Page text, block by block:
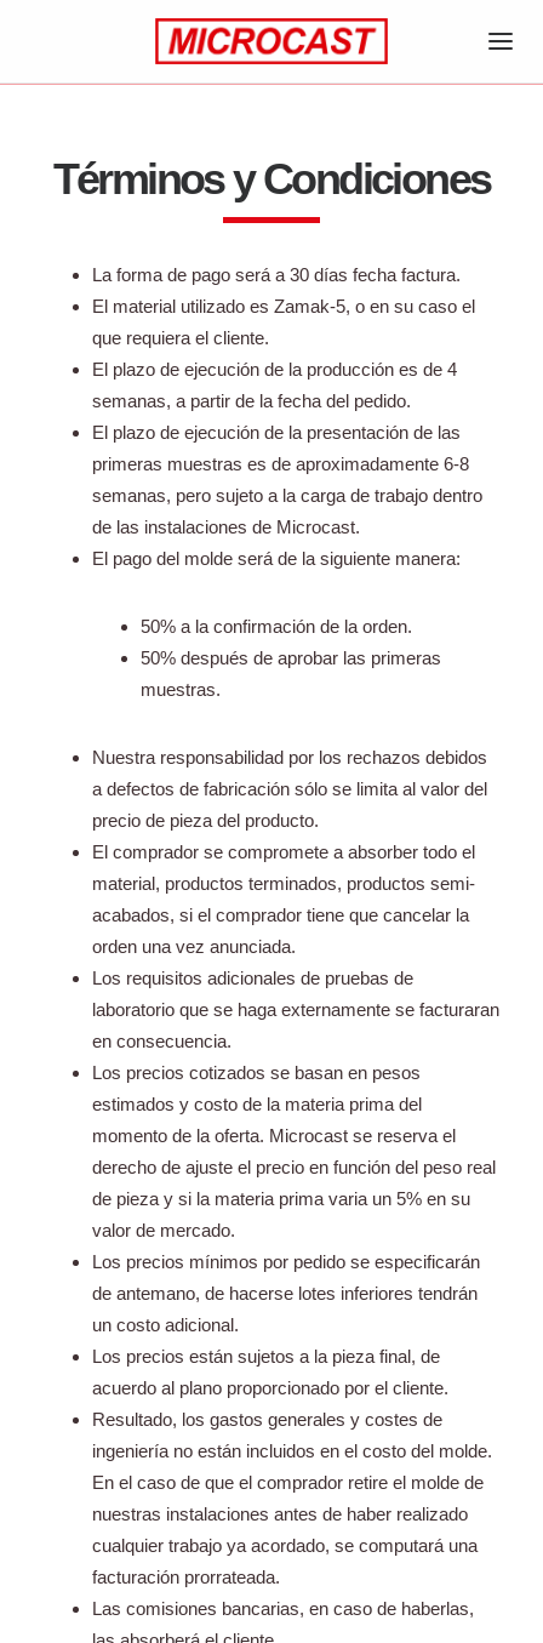
EMPRESA
CONTACTO
Términos y Condiciones
La forma de pago será a 30 días fecha factura.
El material utilizado es Zamak-5, o en su caso el
que requiera el cliente.
El plazo de ejecución de la producción es de 4
semanas, a partir de la fecha del pedido.
El plazo de ejecución de la presentación de las
primeras muestras es de aproximadamente 6-8
semanas, pero sujeto a la carga de trabajo dentro
de las instalaciones de Microcast.
El pago del molde será de la siguiente manera:
50% a la confirmación de la orden.
50% después de aprobar las primeras
muestras.
Nuestra responsabilidad por los rechazos debidos
a defectos de fabricación sólo se limita al valor del
precio de pieza del producto.
El comprador se compromete a absorber todo el
material, productos terminados, productos semi-
acabados, si el comprador tiene que cancelar la
orden una vez anunciada.
Los requisitos adicionales de pruebas de
laboratorio que se haga externamente se facturaran
en consecuencia.
Los precios cotizados se basan en pesos
estimados y costo de la materia prima del
momento de la oferta. Microcast se reserva el
derecho de ajuste el precio en función del peso real
de pieza y si la materia prima varia un 5% en su
valor de mercado.
Los precios mínimos por pedido se especificarán
de antemano, de hacerse lotes inferiores tendrán
un costo adicional.
Los precios están sujetos a la pieza final, de
acuerdo al plano proporcionado por el cliente.
Resultado, los gastos generales y costes de
ingeniería no están incluidos en el costo del molde.
En el caso de que el comprador retire el molde de
nuestras instalaciones antes de haber realizado
cualquier trabajo ya acordado, se computará una
facturación prorrateada.
Las comisiones bancarias, en caso de haberlas,